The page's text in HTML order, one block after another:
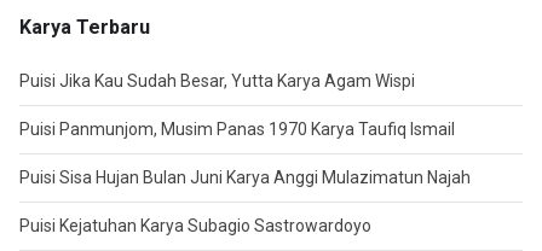
Karya Terbaru
Puisi Jika Kau Sudah Besar, Yutta Karya Agam Wispi
Puisi Panmunjom, Musim Panas 1970 Karya Taufiq Ismail
Puisi Sisa Hujan Bulan Juni Karya Anggi Mulazimatun Najah
Puisi Kejatuhan Karya Subagio Sastrowardoyo